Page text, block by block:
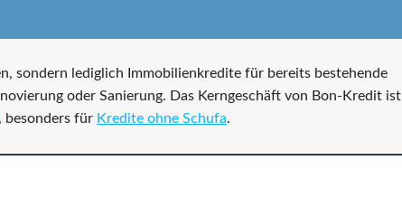
sondern lediglich Immobilienkredite für bereits bestehende
oder Sanierung. Das Kerngeschäft von Bon-Kredit ist
, besonders für Kredite ohne Schufa.